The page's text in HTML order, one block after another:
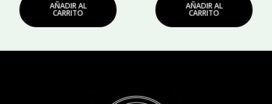
AÑADIR AL
CARRITO
AÑADIR AL
CARRITO